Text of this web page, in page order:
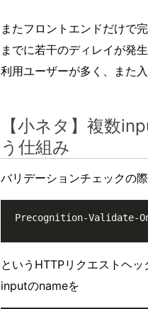
またフロントエンドだけで
までに若干のディレイが発
利用ユーザーが多く、また
【小ネタ】複数
う仕組み
バリデーションチェックの
Precognition-Validate-
というHTTPリクエストヘッ
inputのnameを